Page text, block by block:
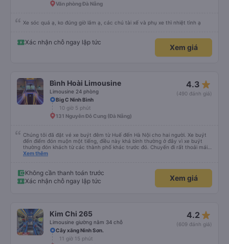
Văn phòng Đà Nẵng
Xe sóc quá ạ, ko đúng giờ lắm ạ, các chú tài xế và phụ xe thì nhiệt tình ạ
Xác nhận chỗ ngay lập tức
Xem giá
Bình Hoài Limousine
Limousine 24 phòng
4.3 star_rate
(490 đánh giá)
Big C Ninh Bình
10 giờ 5 phút
131 Nguyễn Đỗ Cung (Đà Nẵng)
Chúng tôi đã đặt vé xe buýt đêm từ Huế đến Hà Nội cho hai người. Xe buýt
đến điểm đón muộn một tiếng, điều này khá bình thường ở đây vì xe buýt
thường đón khách từ các thành phố khác trước đó. Chuyến đi rất thoải mái,
ghế nằm êm ái, và ngay cả người cao 1,80 m như tôi vẫn ngủ ngon. Sau khi
rắc rối như vậy, nhưng thật tốt khi thấy công ty xe buýt quan tâm đến
khách hàng của mình. Chúng tôi chắc chắn sẽ đi xe của họ lần nữa.
Xem thêm
Không cần thanh toán trước
Xác nhận chỗ ngay lập tức
Xem giá
Kim Chi 265
Limousine giường nằm 34 chỗ
4.2 star_rate
(609 đánh giá)
Cây xăng Ninh Sơn.
11 giờ 15 phút